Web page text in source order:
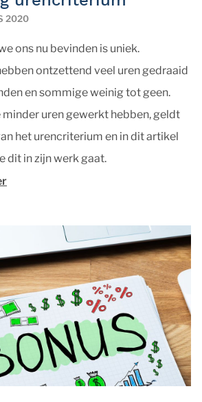
2020
ons nu bevinden is uniek.
ontzettend veel uren gedraaid
en sommige weinig tot geen.
minder uren gewerkt hebben, geldt
het urencriterium en in dit artikel
dit in zijn werk gaat.